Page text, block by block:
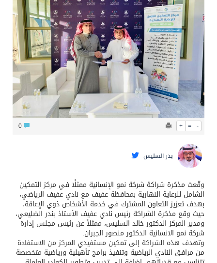
+ = -
بدر السليس
وقّعت مذكرة شراكة شركة نمو الإنسانية ممثلًا في مركز التمكين
الشامل للرعاية النهارية بمحافظة عفيف مع نادي عفيف الرياضي،
بهدف تعزيز التعاون المشترك في خدمة الأشخاص ذوي الإعاقة،
حيث وقع مذكرة الشراكة رئيس نادي عفيف الأستاذ بندر الضليعي،
ومدير المركز الدكتور خالد السليس، ممثلاً عن رئيس مجلس إدارة
شركة نمو الانسانية الدكتور منصور الجبران.
وتهدف هذه الشراكة إلى تمكين مستفيدي المركز من الاستفادة
من مرافق النادي الرياضية وتنفيذ برامج تأهيلية ورياضية متخصصة